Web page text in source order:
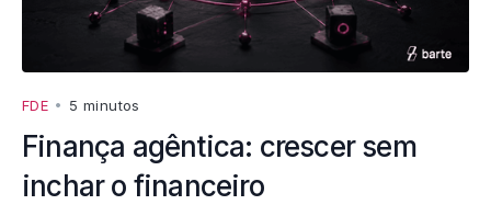
FDE • 5 minutos
Finança agêntica: crescer sem
inchar o financeiro